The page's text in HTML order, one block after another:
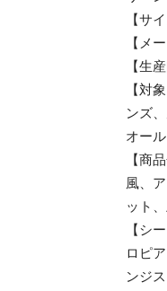
【サ
【メ
【生
【対
ンズ
オー
【商
風、
ット
【シ
ロピ
ンジ